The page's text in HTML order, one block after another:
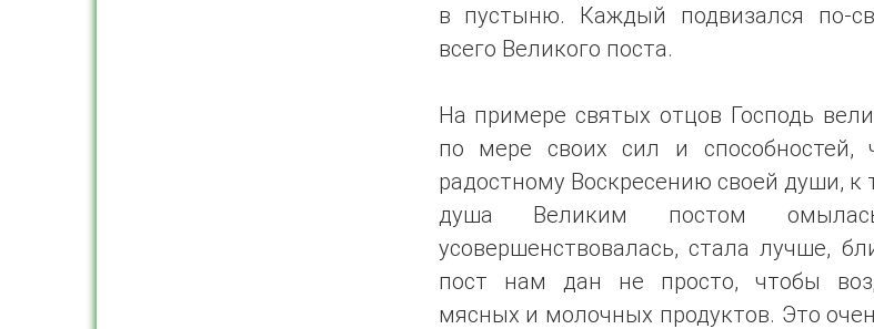
в пустыню. Каждый подвизался по-
всего Великого поста.
На примере святых отцов Господь
по мере своих сил и способностей,
радостному Воскресению своей души, к
душа Великим постом
усовершенствовалась, стала лучше,
пост нам дан не просто, чтобы
мясных и молочных продуктов. Это